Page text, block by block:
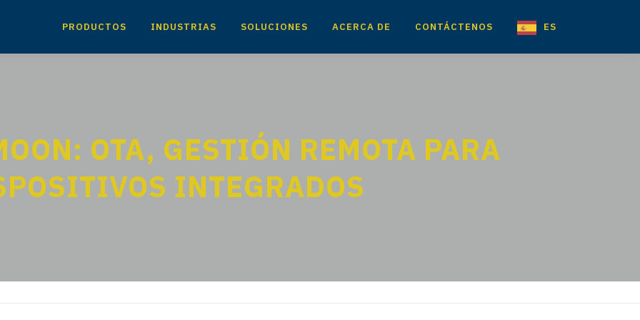
PRODUCTOS INDUSTRIAS SOLUCIONES ACERCA DE CONTÁCTENOS ES
OTA, GESTIÓN REMOTA PARA
INTEGRADOS